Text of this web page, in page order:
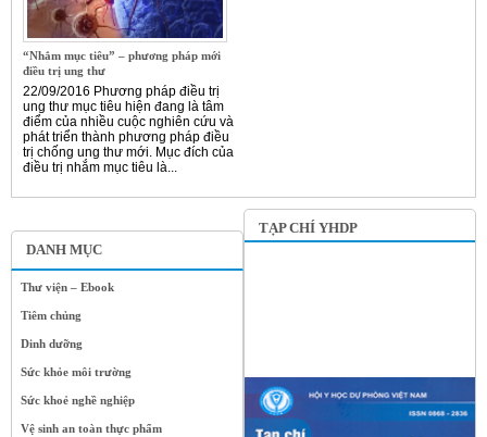
DANH MỤC
Thư viện – Ebook
Tiêm chủng
Dinh dưỡng
Sức khỏe môi trường
Sức khoẻ nghề nghiệp
Vệ sinh an toàn thực phẩm
“Nhắm mục tiêu” – phương pháp mới
điều trị ung thư
22/09/2016 Phương pháp điều trị
ung thư mục tiêu hiện đang là tâm
điểm của nhiều cuộc nghiên cứu và
phát triển thành phương pháp điều
trị chống ung thư mới. Mục đích của
điều trị nhắm mục tiêu là...
TẠP CHÍ YHDP